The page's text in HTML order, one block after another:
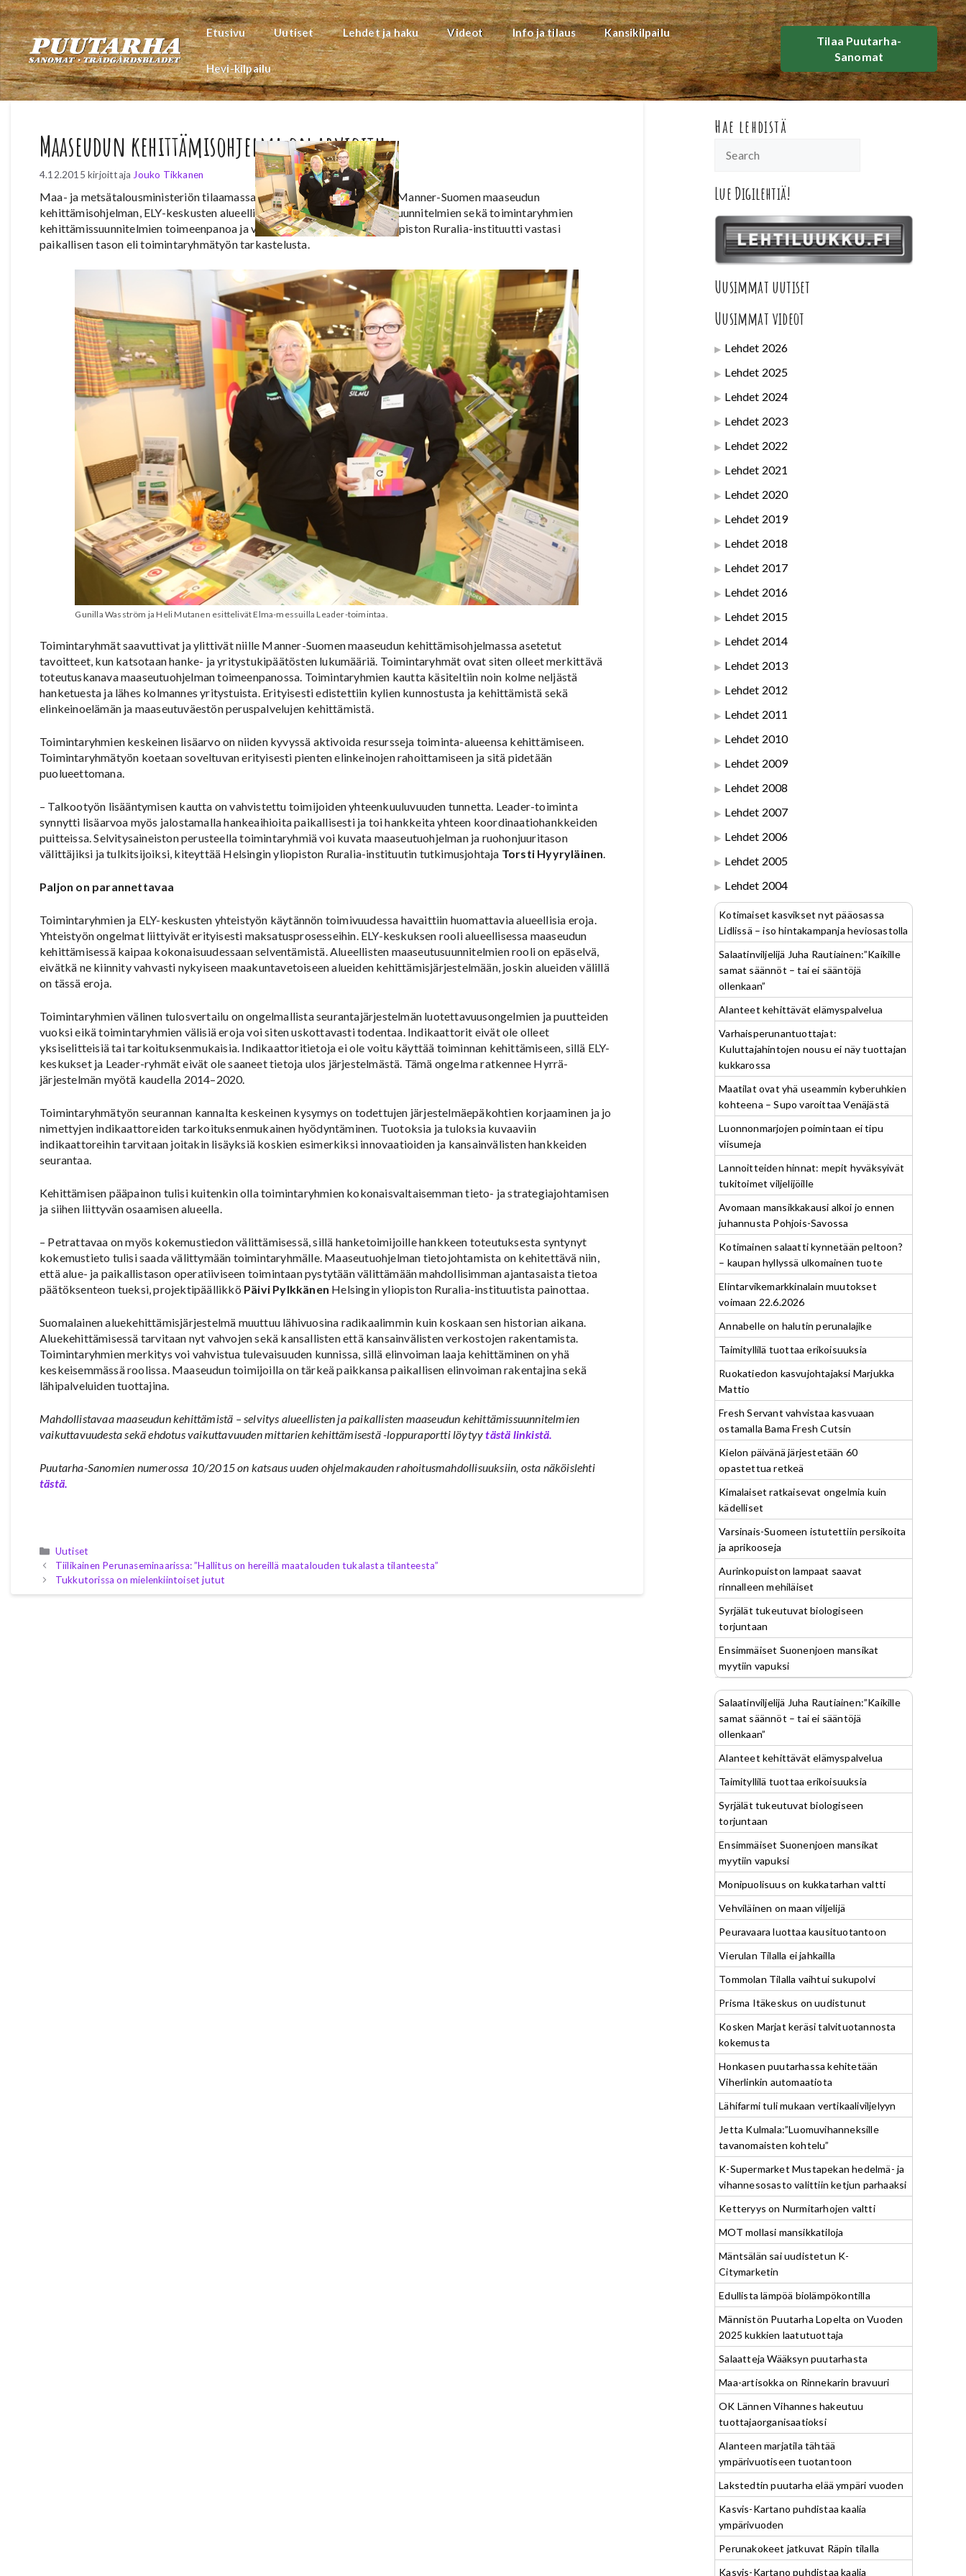
Siirry
sisältöön
Etusivu Uutiset Lehdet ja haku Videot Info ja tilaus Kansikilpailu
Hevi-kilpailu
Tilaa Puutarha-
Sanomat
Maaseudun kehittämisohjelma on arvioitu
4.12.2015 kirjoittaja Jouko Tikkanen
Maa- ja metsätalousministeriön tilaamassa selvitystyössä tarkasteltiin Manner-Suomen maaseudun
kehittämisohjelman, ELY-keskusten alueellisten maaseudun kehittämissuunnitelmien sekä toimintaryhmien
kehittämissuunnitelmien toimeenpanoa ja vaikuttavuutta. Helsingin yliopiston Ruralia-instituutti vastasi
paikallisen tason eli toimintaryhmätyön tarkastelusta.
Gunilla Wasström ja Heli Mutanen esittelivät Elma-messuilla Leader-toimintaa.
Toimintaryhmät saavuttivat ja ylittivät niille Manner-Suomen maaseudun kehittämisohjelmassa asetetut
tavoitteet, kun katsotaan hanke- ja yritystukipäätösten lukumääriä. Toimintaryhmät ovat siten olleet merkittävä
toteutuskanava maaseutuohjelman toimeenpanossa. Toimintaryhmien kautta käsiteltiin noin kolme neljästä
hanketuesta ja lähes kolmannes yritystuista. Erityisesti edistettiin kylien kunnostusta ja kehittämistä sekä
elinkeinoelämän ja maaseutuväestön peruspalvelujen kehittämistä.
Toimintaryhmien keskeinen lisäarvo on niiden kyvyssä aktivoida resursseja toiminta-alueensa kehittämiseen.
Toimintaryhmätyön koetaan soveltuvan erityisesti pienten elinkeinojen rahoittamiseen ja sitä pidetään
puolueettomana.
– Talkootyön lisääntymisen kautta on vahvistettu toimijoiden yhteenkuuluvuuden tunnetta. Leader-toiminta
synnytti lisäarvoa myös jalostamalla hankeaihioita paikallisesti ja toi hankkeita yhteen koordinaatiohankkeiden
puitteissa. Selvitysaineiston perusteella toimintaryhmiä voi kuvata maaseutuohjelman ja ruohonjuuritason
välittäjiksi ja tulkitsijoiksi, kiteyttää Helsingin yliopiston Ruralia-instituutin tutkimusjohtaja Torsti Hyyryläinen.
Paljon on parannettavaa
Toimintaryhmien ja ELY-keskusten yhteistyön käytännön toimivuudessa havaittiin huomattavia alueellisia eroja.
Yhteistyön ongelmat liittyivät erityisesti maksatusprosesseihin. ELY-keskuksen rooli alueellisessa maaseudun
kehittämisessä kaipaa kokonaisuudessaan selventämistä. Alueellisten maaseutusuunnitelmien rooli on epäselvä,
eivätkä ne kiinnity vahvasti nykyiseen maakuntavetoiseen alueiden kehittämisjärjestelmään, joskin alueiden välillä
on tässä eroja.
Toimintaryhmien välinen tulosvertailu on ongelmallista seurantajärjestelmän luotettavuusongelmien ja puutteiden
vuoksi eikä toimintaryhmien välisiä eroja voi siten uskottavasti todentaa. Indikaattorit eivät ole olleet
yksiselitteisiä tai tarkoituksenmukaisia. Indikaattoritietoja ei ole voitu käyttää toiminnan kehittämiseen, sillä ELY-
keskukset ja Leader-ryhmät eivät ole saaneet tietoja ulos järjestelmästä. Tämä ongelma ratkennee Hyrrä-
järjestelmän myötä kaudella 2014–2020.
Toimintaryhmätyön seurannan kannalta keskeinen kysymys on todettujen järjestelmäepäkohtien korjaaminen ja jo
nimettyjen indikaattoreiden tarkoituksenmukainen hyödyntäminen. Tuotoksia ja tuloksia kuvaaviin
indikaattoreihin tarvitaan joitakin lisäyksiä koskien esimerkiksi innovaatioiden ja kansainvälisten hankkeiden
seurantaa.
Kehittämisen pääpainon tulisi kuitenkin olla toimintaryhmien kokonaisvaltaisemman tieto- ja strategiajohtamisen
ja siihen liittyvän osaamisen alueella.
– Petrattavaa on myös kokemustiedon välittämisessä, sillä hanketoimijoille hankkeen toteutuksesta syntynyt
kokemustieto tulisi saada välittymään toimintaryhmälle. Maaseutuohjelman tietojohtamista on kehitettävä niin,
että alue- ja paikallistason operatiiviseen toimintaan pystytään välittämään mahdollisimman ajantasaista tietoa
päätöksenteon tueksi, projektipäällikkö Päivi Pylkkänen Helsingin yliopiston Ruralia-instituutista painottaa.
Suomalainen aluekehittämisjärjestelmä muuttuu lähivuosina radikaalimmin kuin koskaan sen historian aikana.
Aluekehittämisessä tarvitaan nyt vahvojen sekä kansallisten että kansainvälisten verkostojen rakentamista.
Toimintaryhmien merkitys voi vahvistua tulevaisuuden kunnissa, sillä elinvoiman laaja kehittäminen on yhä
keskeisemmässä roolissa. Maaseudun toimijoilla on tärkeä paikkansa paikallisen elinvoiman rakentajina sekä
lähipalveluiden tuottajina.
Mahdollistavaa maaseudun kehittämistä – selvitys alueellisten ja paikallisten maaseudun kehittämissuunnitelmien
vaikuttavuudesta sekä ehdotus vaikuttavuuden mittarien kehittämisestä -loppuraportti löytyytästä linkistä.
Puutarha-Sanomien numerossa 10/2015 on katsaus uuden ohjelmakauden rahoitusmahdollisuuksiin, osta näköislehti
tästä.
Kategoriat
Uutiset
Tiilikainen Perunaseminaarissa: ”Hallitus on hereillä maatalouden tukalasta tilanteesta”
Tukkutorissa on mielenkiintoiset jutut
Hae lehdistä
Lue Digilehtiä!
Uusimmat uutiset
Uusimmat videot
Lehdet 2026
Lehdet 2025
Lehdet 2024
Lehdet 2023
Lehdet 2022
Lehdet 2021
Lehdet 2020
Lehdet 2019
Lehdet 2018
Lehdet 2017
Lehdet 2016
Lehdet 2015
Lehdet 2014
Lehdet 2013
Lehdet 2012
Lehdet 2011
Lehdet 2010
Lehdet 2009
Lehdet 2008
Lehdet 2007
Lehdet 2006
Lehdet 2005
Lehdet 2004
Kotimaiset kasvikset nyt pääosassa
Lidlissä – iso hintakampanja heviosastolla
Salaatinviljelijä Juha Rautiainen:”Kaikille
samat säännöt – tai ei sääntöjä
ollenkaan”
Alanteet kehittävät elämyspalvelua
Varhaisperunantuottajat:
Kuluttajahintojen nousu ei näy tuottajan
kukkarossa
Maatilat ovat yhä useammin kyberuhkien
kohteena – Supo varoittaa Venäjästä
Luonnonmarjojen poimintaan ei tipu
viisumeja
Lannoitteiden hinnat: mepit hyväksyivät
tukitoimet viljelijöille
Avomaan mansikkakausi alkoi jo ennen
juhannusta Pohjois-Savossa
Kotimainen salaatti kynnetään peltoon?
– kaupan hyllyssä ulkomainen tuote
Elintarvikemarkkinalain muutokset
voimaan 22.6.2026
Annabelle on halutin perunalajike
Taimityllilä tuottaa erikoisuuksia
Ruokatiedon kasvujohtajaksi Marjukka
Mattio
Fresh Servant vahvistaa kasvuaan
ostamalla Bama Fresh Cutsin
Kielon päivänä järjestetään 60
opastettua retkeä
Kimalaiset ratkaisevat ongelmia kuin
kädelliset
Varsinais-Suomeen istutettiin persikoita
ja aprikooseja
Aurinkopuiston lampaat saavat
rinnalleen mehiläiset
Syrjälät tukeutuvat biologiseen
torjuntaan
Ensimmäiset Suonenjoen mansikat
myytiin vapuksi
Salaatinviljelijä Juha Rautiainen:”Kaikille
samat säännöt – tai ei sääntöjä
ollenkaan”
Alanteet kehittävät elämyspalvelua
Taimityllilä tuottaa erikoisuuksia
Syrjälät tukeutuvat biologiseen
torjuntaan
Ensimmäiset Suonenjoen mansikat
myytiin vapuksi
Monipuolisuus on kukkatarhan valtti
Vehviläinen on maan viljelijä
Peuravaara luottaa kausituotantoon
Vierulan Tilalla ei jahkailla
Tommolan Tilalla vaihtui sukupolvi
Prisma Itäkeskus on uudistunut
Kosken Marjat keräsi talvituotannosta
kokemusta
Honkasen puutarhassa kehitetään
Viherlinkin automaatiota
Lähifarmi tuli mukaan vertikaaliviljelyyn
Jetta Kulmala:”Luomuvihanneksille
tavanomaisten kohtelu”
K-Supermarket Mustapekan hedelmä- ja
vihannesosasto valittiin ketjun parhaaksi
Ketteryys on Nurmitarhojen valtti
MOT mollasi mansikkatiloja
Mäntsälän sai uudistetun K-
Citymarketin
Edullista lämpöä biolämpökontilla
Männistön Puutarha Lopelta on Vuoden
2025 kukkien laatutuottaja
Salaatteja Wääksyn puutarhasta
Maa-artisokka on Rinnekarin bravuuri
OK Lännen Vihannes hakeutuu
tuottajaorganisaatioksi
Alanteen marjatila tähtää
ympärivuotiseen tuotantoon
Lakstedtin puutarha elää ympäri vuoden
Kasvis-Kartano puhdistaa kaalia
ympärivuoden
Perunakokeet jatkuvat Räpin tilalla
Kasvis-Kartano puhdistaa kaalia